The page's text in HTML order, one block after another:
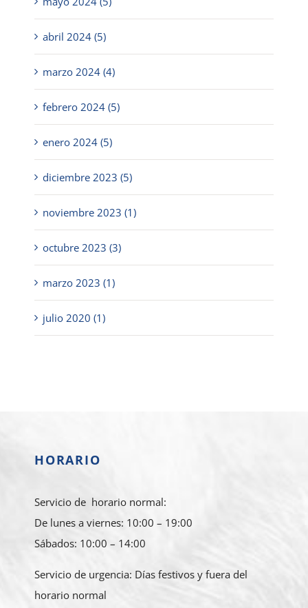
abril 2024 (5)
marzo 2024 (4)
febrero 2024 (5)
enero 2024 (5)
diciembre 2023 (5)
noviembre 2023 (1)
octubre 2023 (3)
marzo 2023 (1)
julio 2020 (1)
HORARIO
Servicio de horario normal:
De lunes a viernes: 10:00 – 19:00
Sábados: 10:00 – 14:00
Servicio de urgencia: Días festivos y fuera del
horario normal